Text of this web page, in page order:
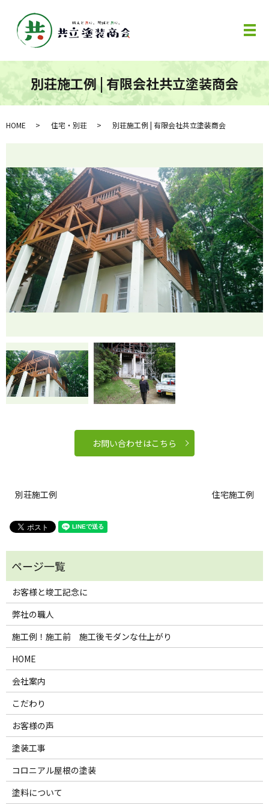
メ
別荘施工例 | 有限会社共立塗装商会
HOME 住宅・別荘 別荘施工例 | 有限会社共立塗装商会
お問い合わせはこちら
別荘施工例 住宅施工例
お客様と竣工記念に
弊社の職人
施工例！施工前 施工後モダンな仕上がり
HOME
会社案内
こだわり
お客様の声
塗装工事
コロニアル屋根の塗装
塗料について